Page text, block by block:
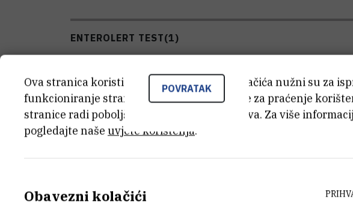
ENTEROLERT TEST(1)
POVRATAK
Ova stranica koristi kolačiće. Neki od tih kolačića nužni su za
funkcioniranje stranice, dok se drugi koriste za praćenje
stranice radi poboljšanja korisničkog iskustva. Za više
pogledajte naše uvjete korištenja.
Obavezni kolačići